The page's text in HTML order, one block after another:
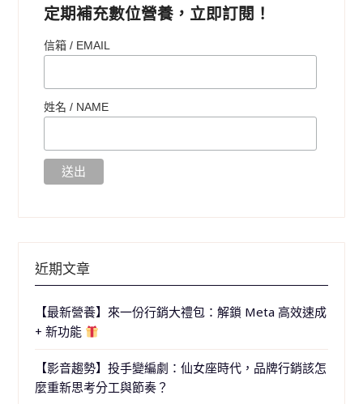
定期補充數位營養，立即訂閱！
信箱 / EMAIL
姓名 / NAME
近期文章
【最新營養】來一份行銷大禮包：解鎖 Meta 高效速成
+ 新功能
【影音趨勢】投手變編劇：仙女座時代，品牌行銷該怎
麼重新思考分工與節奏？